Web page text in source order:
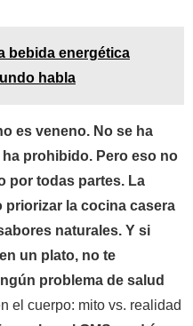
bebida energética
habla
es veneno. No se ha
prohibido. Pero eso no
por todas partes. La
priorizar la cocina casera
naturales. Y si
un plato, no te
problema de salud
el cuerpo: mito vs. realidad